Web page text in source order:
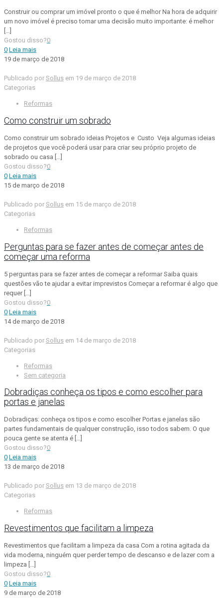
Construir ou comprar um imóvel pronto o que é melhor Na hora de adquirir
um novo imóvel é preciso tomar uma decisão muito importante: é melhor
Gostou disso?0
0 Leia mais
19 de março de 2018
Publicado por Sollus em 19 de março de 2018
Categorias
Reformas
Como construir um sobrado
Como construir um sobrado ideias Projetos e Custo Veja algumas ideias
de projetos que você poderá usar para criar seu próprio projeto de
sobrado ou casa […]
Gostou disso?0
0 Leia mais
15 de março de 2018
Publicado por Sollus em 15 de março de 2018
Categorias
Reformas
Perguntas para se fazer antes de começar antes de
começar uma reforma
5 perguntas para se fazer antes de começar a reformar Saiba quais
questões vão te ajudar a evitar imprevistos Começar a reformar é algo que
requer[…]
Gostou disso?0
0 Leia mais
14 de março de 2018
Publicado por Sollus em 14 de março de 2018
Categorias
Reformas
Sem categoria
Dobradiças conheça os tipos e como escolher para
portas e janelas
Dobradiças: conheça os tipos e como escolher Portas e janelas são
partes fundamentais de qualquer construção, isso todos sabem. O que
pouca gente se atenta é […]
Gostou disso?0
0 Leia mais
13 de março de 2018
Publicado por Sollus em 13 de março de 2018
Categorias
Reformas
Revestimentos que facilitam a limpeza
Revestimentos que facilitam a limpeza da casa Com a rotina agitada da
vida moderna, ninguém quer perder tempo de descanso e de lazer com a
limpeza […]
Gostou disso?0
0 Leia mais
9 de março de 2018